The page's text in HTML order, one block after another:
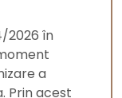
2026 în
a
Prin acest